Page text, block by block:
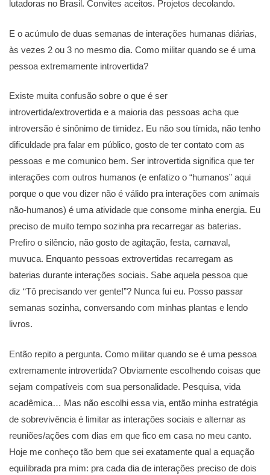
lutadoras no Brasil. Convites aceitos. Projetos decolando.
E o acúmulo de duas semanas de interações humanas diárias,
às vezes 2 ou 3 no mesmo dia. Como militar quando se é uma
pessoa extremamente introvertida?
Existe muita confusão sobre o que é ser
introvertida/extrovertida e a maioria das pessoas acha que
introversão é sinônimo de timidez. Eu não sou tímida, não tenho
dificuldade pra falar em público, gosto de ter contato com as
pessoas e me comunico bem. Ser introvertida significa que ter
interações com outros humanos (e enfatizo o “humanos” aqui
porque o que vou dizer não é válido pra interações com animais
não-humanos) é uma atividade que consome minha energia. Eu
preciso de muito tempo sozinha pra recarregar as baterias.
Prefiro o silêncio, não gosto de agitação, festa, carnaval,
muvuca. Enquanto pessoas extrovertidas recarregam as
baterias durante interações sociais. Sabe aquela pessoa que
diz “Tô precisando ver gente!”? Nunca fui eu. Posso passar
semanas sozinha, conversando com minhas plantas e lendo
livros.
Então repito a pergunta. Como militar quando se é uma pessoa
extremamente introvertida? Obviamente escolhendo coisas que
sejam compatíveis com sua personalidade. Pesquisa, vida
acadêmica… Mas não escolhi essa via, então minha estratégia
de sobrevivência é limitar as interações sociais e alternar as
reuniões/ações com dias em que fico em casa no meu canto.
Hoje me conheço tão bem que sei exatamente qual a equação
equilibrada pra mim: pra cada dia de interações preciso de dois